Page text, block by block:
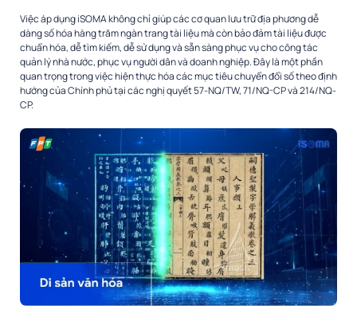
Việc áp dụng iSOMA không chỉ giúp các cơ quan lưu trữ địa phương dễ
dàng số hóa hàng trăm ngàn trang tài liệu mà còn bảo đảm tài liệu được
chuẩn hóa, dễ tìm kiếm, dễ sử dụng và sẵn sàng phục vụ cho công tác
quản lý nhà nước, phục vụ người dân và doanh nghiệp. Đây là một phần
quan trọng trong việc hiện thực hóa các mục tiêu chuyển đổi số theo định
hướng của Chính phủ tại các nghị quyết 57-NQ/TW, 71/NQ-CP và 214/NQ-
CP.